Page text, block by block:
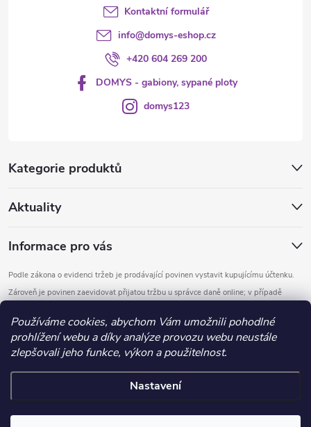
Používáme cookies, abychom Vám umožnili pohodlné
prohlížení webu a díky analýze provozu webu neustále
zlepšovali jeho funkce, výkon a použitelnost.
Nastavení
Kategorie produktů
Aktuality
Informace pro vás
Podle zákona o evidenci tržeb je prodávající povinen vystavit kupujícímu účtenku.
Zároveň je povinen zaevidovat přijatou tržbu u správce daně online; v případě
Kontaktní formulář
info@domys-eshop.cz
+420 604 269 200
DOMYS - gabiony, sypané ploty
domys123
Vytvořil Shoptet
Copyright 2026DOMYS. Všechna práva vyhrazena.